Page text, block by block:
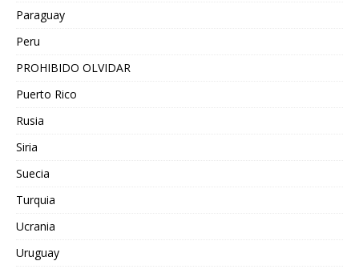
Paraguay
Peru
PROHIBIDO OLVIDAR
Puerto Rico
Rusia
Siria
Suecia
Turquia
Ucrania
Uruguay